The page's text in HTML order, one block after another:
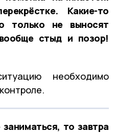
Какие-то
только не выносят
стыд и позор!
необходимо
то завтра